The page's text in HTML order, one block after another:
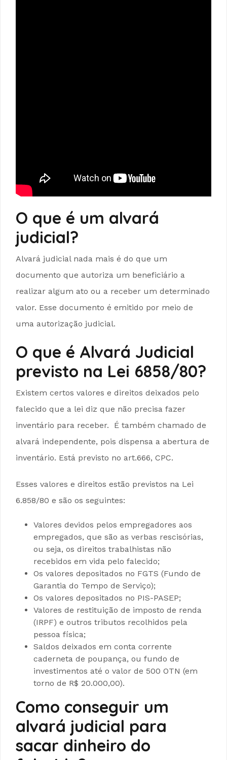
O que é um alvará
judicial?
Alvará judicial nada mais é do que um
documento que autoriza um beneficiário a
realizar algum ato ou a receber um determinado
valor. Esse documento é emitido por meio de
uma autorização judicial.
O que é Alvará Judicial
previsto na Lei 6858/80?
Existem certos valores e direitos deixados pelo
falecido que a lei diz que não precisa fazer
inventário para receber. É também chamado de
alvará independente, pois dispensa a abertura de
inventário. Está previsto no art.666, CPC.
Esses valores e direitos estão previstos na Lei
6.858/80 e são os seguintes:
Valores devidos pelos empregadores aos
empregados, que são as verbas rescisórias,
ou seja, os direitos trabalhistas não
recebidos em vida pelo falecido;
Os valores depositados no FGTS (Fundo de
Garantia do Tempo de Serviço);
Os valores depositados no PIS-PASEP;
Valores de restituição de imposto de renda
(IRPF) e outros tributos recolhidos pela
pessoa física;
Saldos deixados em conta corrente
caderneta de poupança, ou fundo de
investimentos até o valor de 500 OTN (em
torno de R$ 20.000,00).
Como conseguir um
alvará judicial para
sacar dinheiro do